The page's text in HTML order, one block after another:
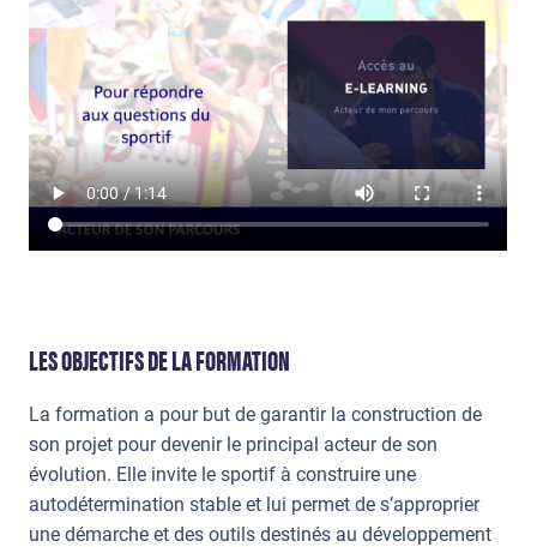
LES OBJECTIFS DE LA FORMATION
La formation a pour but de garantir la construction de
son projet pour devenir le principal acteur de son
évolution. Elle invite le sportif à construire une
autodétermination stable et lui permet de s’approprier
une démarche et des outils destinés au développement